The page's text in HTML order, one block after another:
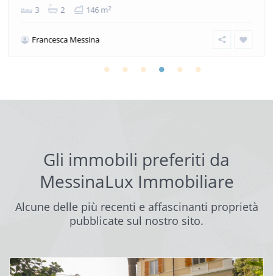
3 2 146 m2
Francesca Messina
Gli immobili preferiti da
MessinaLux Immobiliare
Alcune delle più recenti e affascinanti proprietà
pubblicate sul nostro sito.